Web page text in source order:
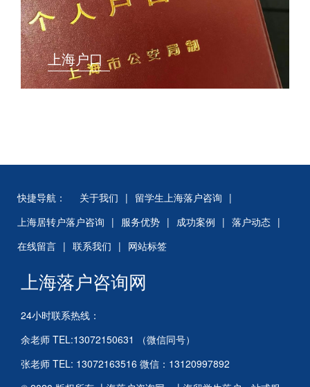
上海户口
快捷导航： 关于我们 | 留学生上海落户咨询 |
上海居转户落户咨询 | 服务优势 | 成功案例 | 落户动态 |
在线留言 | 联系我们 | 网站标签
上海落户咨询网
24小时联系热线：
余老师 TEL:13072150631 （微信同号）
张老师 TEL: 13072163516 微信：13120997892